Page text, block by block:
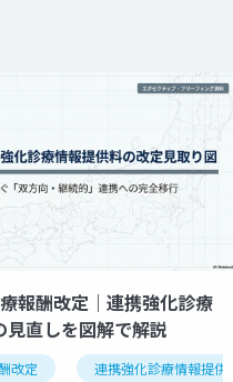
ニュアル
報酬改定｜連携強化診療
見直しを図解で解説
改定 連携強化診療情報提供料